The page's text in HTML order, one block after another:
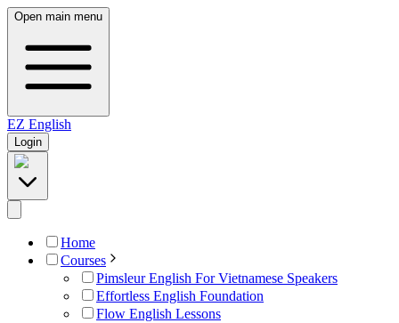
Open main menu
EZ English
Login
Home
Courses
Pimsleur English For Vietnamese Speakers
Effortless English Foundation
Flow English Lessons